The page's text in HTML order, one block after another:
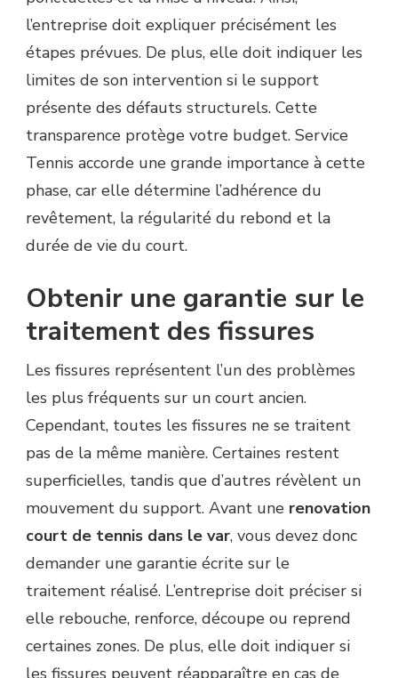
l’entreprise doit expliquer précisément les
étapes prévues. De plus, elle doit indiquer les
limites de son intervention si le support
présente des défauts structurels. Cette
transparence protège votre budget. Service
Tennis accorde une grande importance à cette
phase, car elle détermine l’adhérence du
revêtement, la régularité du rebond et la
durée de vie du court.
Obtenir une garantie sur le
traitement des fissures
Les fissures représentent l’un des problèmes
les plus fréquents sur un court ancien.
Cependant, toutes les fissures ne se traitent
pas de la même manière. Certaines restent
superficielles, tandis que d’autres révèlent un
mouvement du support. Avant une renovation
court de tennis dans le var, vous devez donc
demander une garantie écrite sur le
traitement réalisé. L’entreprise doit préciser si
elle rebouche, renforce, découpe ou reprend
certaines zones. De plus, elle doit indiquer si